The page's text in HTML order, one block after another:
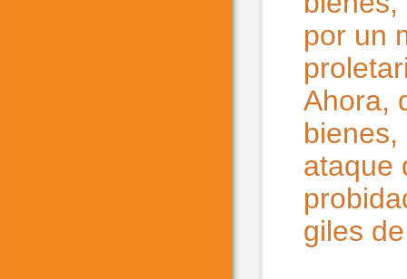
por un
Ahora,
ataque
giles